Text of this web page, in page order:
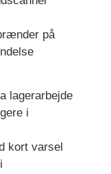
på
lagerarbejde
i
kort varsel
i